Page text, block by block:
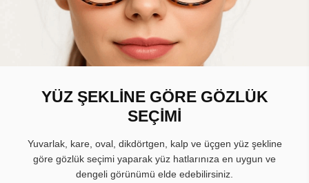
YÜZ ŞEKLİNE GÖRE GÖZLÜK
SEÇİMİ
Yuvarlak, kare, oval, dikdörtgen, kalp ve üçgen yüz şekline
göre gözlük seçimi yaparak yüz hatlarınıza en uygun ve
dengeli görünümü elde edebilirsiniz.